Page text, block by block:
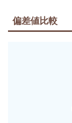
偏差値比較